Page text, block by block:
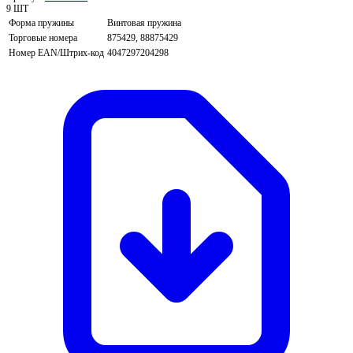
9 ШТ
Форма пружины
Винтовая пружина
Торговые номера
875429, 88875429
Номер EAN/Штрих-код 4047297204298